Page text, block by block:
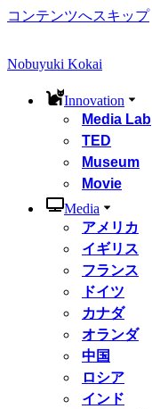
コンテンツへスキップ
Nobuyuki Kokai
Innovation
Media Lab
TED
Museum
Movie
Media
アメリカ
イギリス
フランス
ドイツ
カナダ
オランダ
中国
ロシア
インド